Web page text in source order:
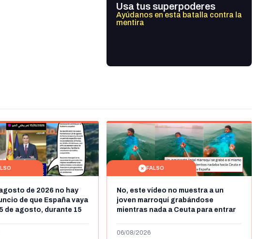
Usa tus superpoderes
Ayúdanos en esta batalla contra la
mentira
agosto de 2026 no hay
de que España vaya
de agosto, durante 15
FALSO
No, este vídeo no muestra a un
joven marroquí grabándose
mientras nada a Ceuta para entrar
más de 450km de Ceuta y el autor lo
06/08/2026